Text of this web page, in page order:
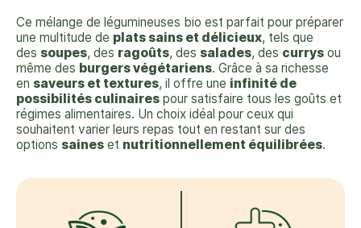
Ce mélange de légumineuses bio est parfait pour préparer
une multitude de plats sains et délicieux, tels que
des soupes, des ragoûts, des salades, des currys ou
même des burgers végétariens. Grâce à sa richesse
en saveurs et textures, il offre une infinité de
possibilités culinaires pour satisfaire tous les goûts et
régimes alimentaires. Un choix idéal pour ceux qui
souhaitent varier leurs repas tout en restant sur des
options saines et nutritionnellement équilibrées.